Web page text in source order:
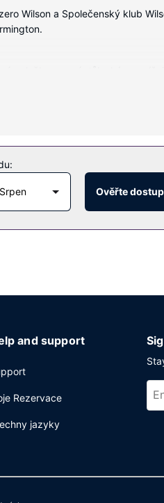
Wilson a Společenský klub
Ověřte
and support
Rezervace
jazyky